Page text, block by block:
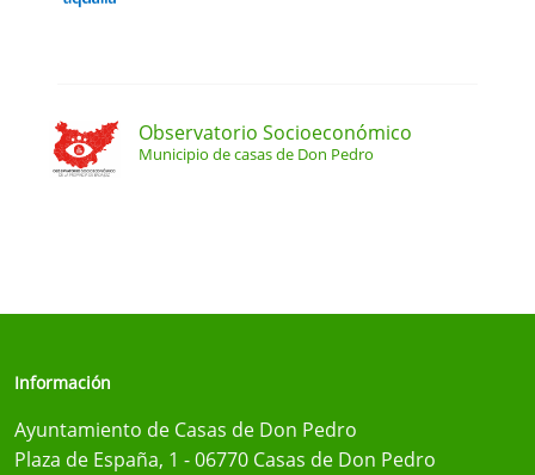
Observatorio Socioeconómico
Municipio de casas de Don Pedro
Información
Ayuntamiento de Casas de Don Pedro
Plaza de España, 1 - 06770 Casas de Don Pedro